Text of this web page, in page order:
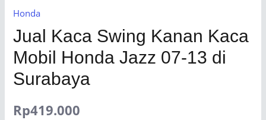
Honda
Jual Kaca Swing Kanan Kaca
Mobil Honda Jazz 07-13 di
Surabaya
Rp419.000